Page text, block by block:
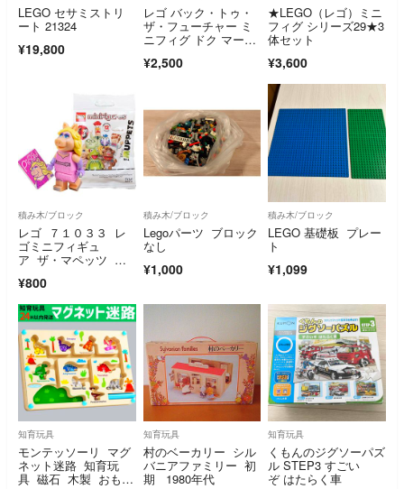
LEGO セサミストリ
ート 21324
¥19,800
レゴ バック・トゥ・
ザ・フューチャー ミ
ニフィグ ドク マーテ
¥2,500
★LEGO（レゴ）ミニ
フィグ シリーズ29★3
体セット
¥3,600
積み木/ブロック
レゴ ７１０３３ レ
ゴミニフィギュ
ア ザ・マペッツ シ
¥800
積み木/ブロック
Legoパーツ ブロック
なし
¥1,000
積み木/ブロック
LEGO 基礎板 プレー
ト
¥1,099
知育玩具
モンテッソーリ マグ
ネット迷路 知育玩
具 磁石 木製 おもち
知育玩具
村のベーカリー シル
バニアファミリー 初
期 1980年代
知育玩具
くもんのジグソーパズ
ル STEP3 すごい
ぞ はたらく車